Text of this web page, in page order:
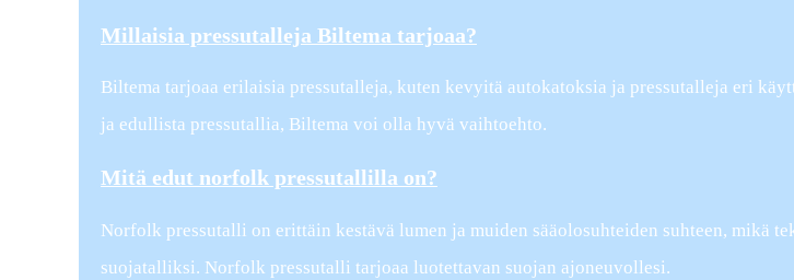
Millaisia pressutalleja Biltema tarjoaa?
Biltema tarjoaa erilaisia pressutalleja, kuten kevyitä autokatoksia ja pressutalleja eri
ja edullista pressutallia, Biltema voi olla hyvä vaihtoehto.
Mitä edut norfolk pressutallilla on?
Norfolk pressutalli on erittäin kestävä lumen ja muiden sääolosuhteiden suhteen, mikä
suojatalliksi. Norfolk pressutalli tarjoaa luotettavan suojan ajoneuvollesi.